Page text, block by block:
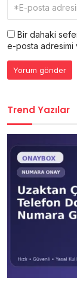
Bir dahaki
e-posta adresimi
Trend Yazılar